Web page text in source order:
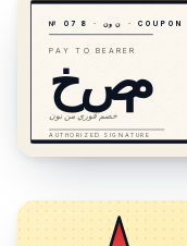
№ 0 7 8 · نون · COUPON
PAY TO BEARER
خصم
خصم فوري من نون
AUTHORIZED SIGNATURE